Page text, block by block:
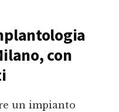
, con
un impianto